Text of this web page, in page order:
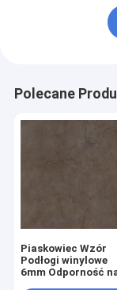
Polecane
Piaskowiec Wzór
Podłogi winylowe
6mm Odporność